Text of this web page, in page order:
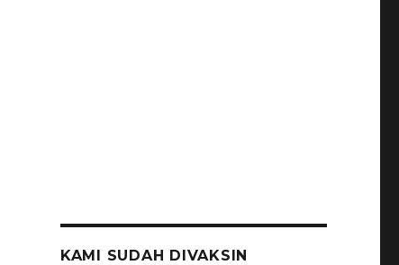
KAMI SUDAH DIVAKSIN